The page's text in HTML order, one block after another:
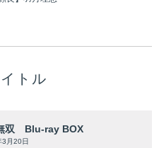
トル
双 Blu-ray BOX
月20日